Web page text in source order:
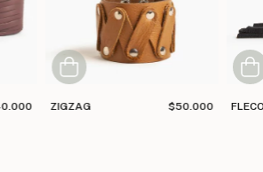
ZIGZAG $50.000